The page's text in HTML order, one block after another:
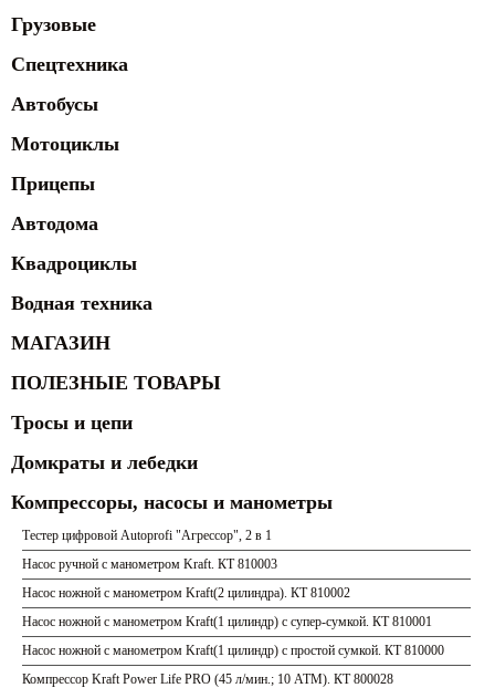
Грузовые
Спецтехника
Автобусы
Мотоциклы
Прицепы
Автодома
Квадроциклы
Водная техника
МАГАЗИН
ПОЛЕЗНЫЕ ТОВАРЫ
Тросы и цепи
Домкраты и лебедки
Компрессоры, насосы и манометры
Тестер цифровой Autoprofi "Агрессор", 2 в 1
Насос ручной с манометром Kraft. КТ 810003
Насос ножной с манометром Kraft(2 цилиндра). КТ 810002
Насос ножной с манометром Kraft(1 цилиндр) с супер-сумкой. КТ 810001
Насос ножной с манометром Kraft(1 цилиндр) с простой сумкой. КТ 810000
Компрессор Kraft Power Life PRO (45 л/мин.; 10 АТМ). КТ 800028